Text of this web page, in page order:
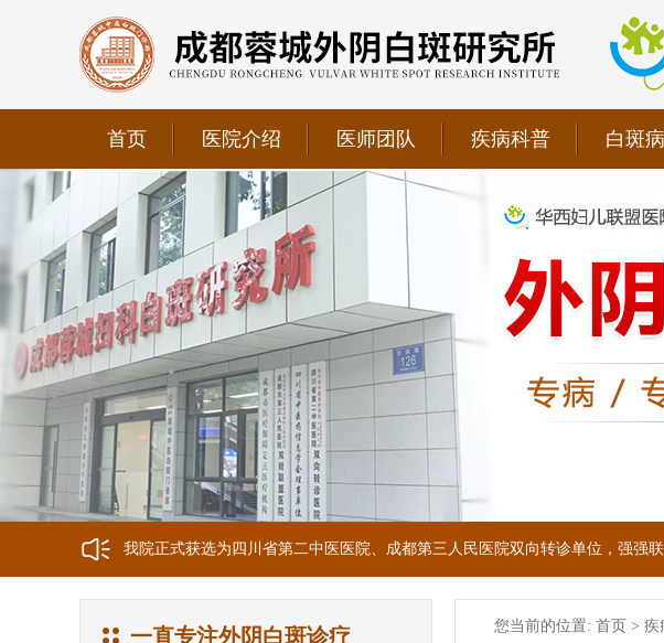
首页 医院介绍 医师团队 疾病科普 白斑
我院正式获选为四川省第二中医医院、成都第三人民医院双向转诊单位，强强
我院位于成都市青羊区文翁路126号，联系电话：028-61069090；警惕虚假广告
我院现已成为四川省中医药信息学会理事单位、华西妇儿联盟合作医院！
我院正式获选为四川省第二中医医院、成都第三人民医院双向转诊单位，强强
我院位于成都市青羊区文翁路126号，联系电话：028-61069090；警惕虚假广告
一直专注外阴白斑诊疗 您当前的位置: 首页 > 疾